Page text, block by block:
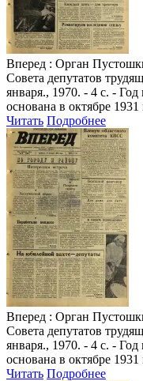
Вперед : Орган
Совета депутатов
января., 1970. - 4 с. -
основана в октябре 1931
Читать Подробнее
Вперед : Орган
Совета депутатов
января., 1970. - 4 с. -
основана в октябре 1931
Читать Подробнее